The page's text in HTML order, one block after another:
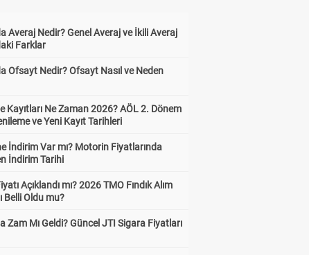
Averaj Nedir? Genel Averaj ve İkili Averaj
Farklar
Ofsayt Nedir? Ofsayt Nasıl ve Neden
Kayıtları Ne Zaman 2026? AÖL 2. Dönem
ve Yeni Kayıt Tarihleri
İndirim Var mı? Motorin Fiyatlarında
İndirim Tarihi
Açıklandı mı? 2026 TMO Fındık Alım
Belli Oldu mu?
Zam Mı Geldi? Güncel JTI Sigara Fiyatları